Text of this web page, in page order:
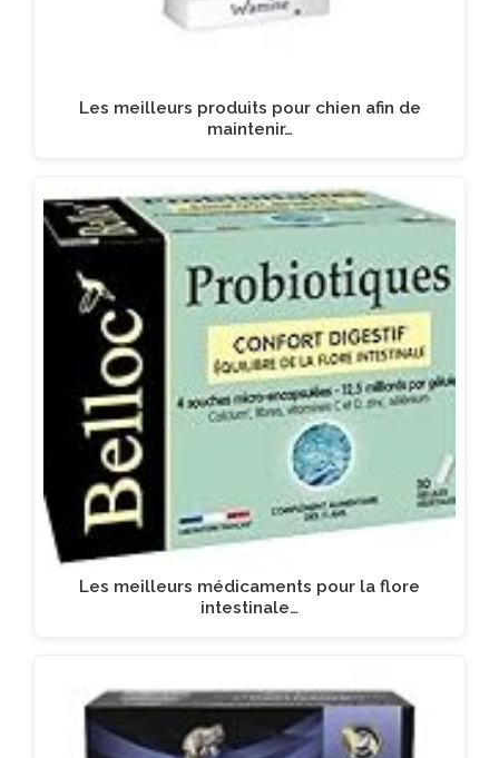
Les meilleurs produits pour chien afin de
maintenir…
Les meilleurs médicaments pour la flore
intestinale…